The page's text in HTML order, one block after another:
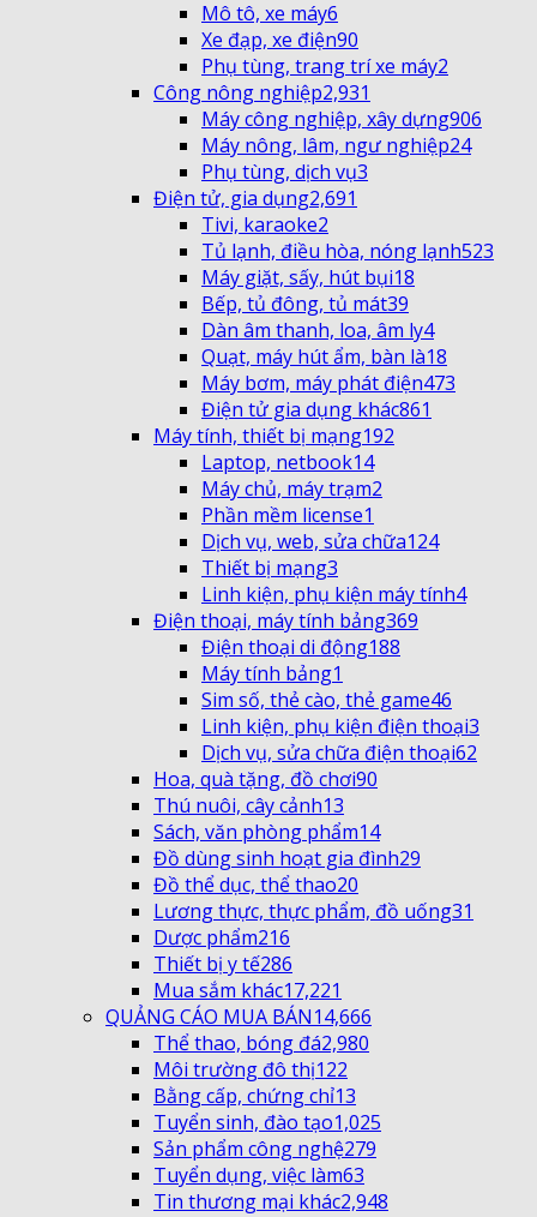
Mô tô, xe máy6
Xe đạp, xe điện90
Phụ tùng, trang trí xe máy2
Công nông nghiệp2,931
Máy công nghiệp, xây dựng906
Máy nông, lâm, ngư nghiệp24
Phụ tùng, dịch vụ3
Điện tử, gia dụng2,691
Tivi, karaoke2
Tủ lạnh, điều hòa, nóng lạnh523
Máy giặt, sấy, hút bụi18
Bếp, tủ đông, tủ mát39
Dàn âm thanh, loa, âm ly4
Quạt, máy hút ẩm, bàn là18
Máy bơm, máy phát điện473
Điện tử gia dụng khác861
Máy tính, thiết bị mạng192
Laptop, netbook14
Máy chủ, máy trạm2
Phần mềm license1
Dịch vụ, web, sửa chữa124
Thiết bị mạng3
Linh kiện, phụ kiện máy tính4
Điện thoại, máy tính bảng369
Điện thoại di động188
Máy tính bảng1
Sim số, thẻ cào, thẻ game46
Linh kiện, phụ kiện điện thoại3
Dịch vụ, sửa chữa điện thoại62
Hoa, quà tặng, đồ chơi90
Thú nuôi, cây cảnh13
Sách, văn phòng phẩm14
Đồ dùng sinh hoạt gia đình29
Đồ thể dục, thể thao20
Lương thực, thực phẩm, đồ uống31
Dược phẩm216
Thiết bị y tế286
Mua sắm khác17,221
QUẢNG CÁO MUA BÁN14,666
Thể thao, bóng đá2,980
Môi trường đô thị122
Bằng cấp, chứng chỉ13
Tuyển sinh, đào tạo1,025
Sản phẩm công nghệ279
Tuyển dụng, việc làm63
Tin thương mại khác2,948